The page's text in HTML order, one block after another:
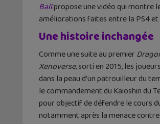
Ballpropose une vidéo qui montre
améliorations faites entre la PS4 et
Une histoire inchangée
Comme une suite au premier
Xenoverse, sorti en 2015, les
dans la peau d’un patrouilleur du
le commandement du Kaioshin du
pour objectif de défendre le cours
notamment après la menace